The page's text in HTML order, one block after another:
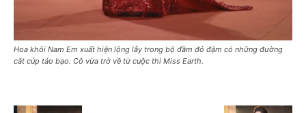
Hoa khôi Nam Em xuất hiện lộng lẫy trong bộ đầm đỏ đậm có những đường
cắt cúp táo bạo. Cô vừa trở về từ cuộc thi Miss Earth.